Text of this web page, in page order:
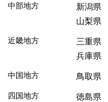
中部地方 新潟県
山梨県
近畿地方 三重県
兵庫県
中国地方 鳥取県
四国地方 徳島県